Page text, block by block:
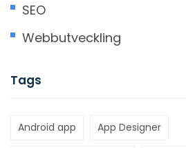
SEO
Webbutveckling
Tags
Android app App Designer